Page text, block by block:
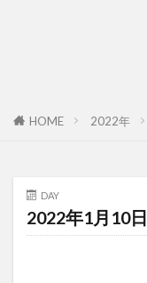
HOME 2022年
DAY
2022年1月10日